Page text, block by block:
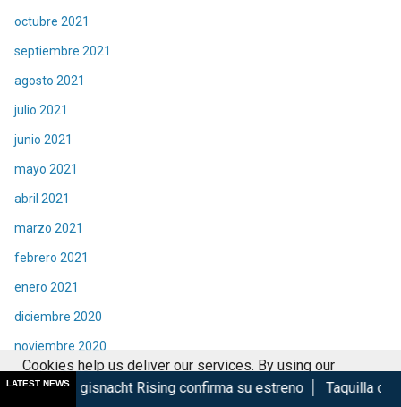
octubre 2021
septiembre 2021
agosto 2021
julio 2021
junio 2021
mayo 2021
abril 2021
marzo 2021
febrero 2021
enero 2021
diciembre 2020
noviembre 2020
octubre 2020
LATEST NEWSRising confirma su estreno Taquilla de Spider-Man
Cookies help us deliver our services. By using our
services, you agree to our use of cookies.
Got it